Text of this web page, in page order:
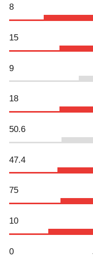
8
15
9
18
50.6
47.4
75
10
0